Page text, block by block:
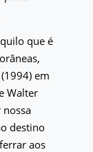
que é
em
Walter
destino
aos